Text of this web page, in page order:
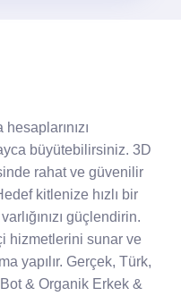
büyütebilirsiniz. 3D
rahat ve güvenilir
kitlenize hızlı bir
güçlendirin.
hizmetlerini sunar ve
yapılır. Gerçek, Türk,
& Organik Erkek &